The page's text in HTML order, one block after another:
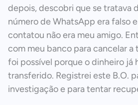
depois, descobri que se tratava
número de WhatsApp era falso
contatou não era meu amigo.
com meu banco para cancelar a
foi possível porque o dinheiro já
transferido. Registrei este B.O.
investigação e para tentar